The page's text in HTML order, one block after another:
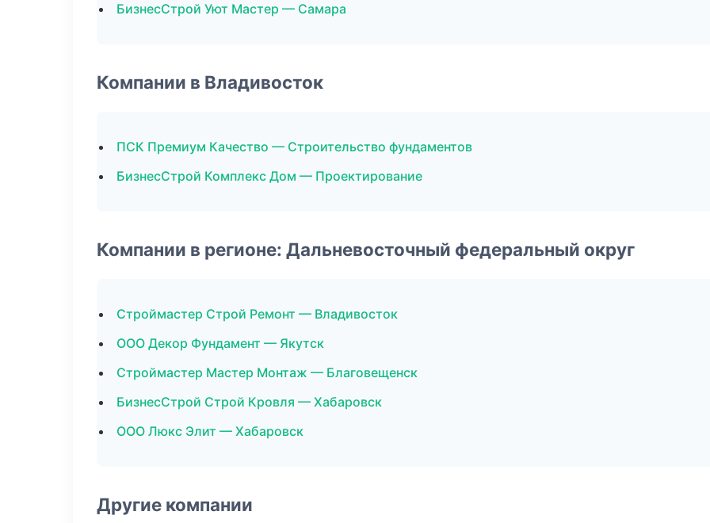
БизнесСтрой Уют Мастер — Самара
Компании в Владивосток
ПСК Премиум Качество — Строительство фундаментов
БизнесСтрой Комплекс Дом — Проектирование
Компании в регионе: Дальневосточный федеральный округ
Строймастер Строй Ремонт — Владивосток
ООО Декор Фундамент — Якутск
Строймастер Мастер Монтаж — Благовещенск
БизнесСтрой Строй Кровля — Хабаровск
ООО Люкс Элит — Хабаровск
Другие компании